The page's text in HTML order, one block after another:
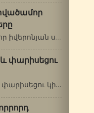
Աստվածամոր իվերոնյան սրբապատկերի…
փարիսեցու
Մաքսավորի և փարիսեցու կիրակի Մեծ…